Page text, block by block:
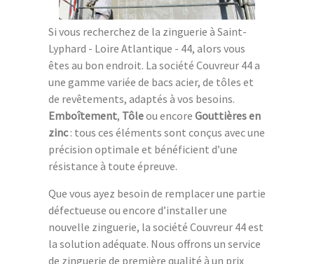
Si vous recherchez de la zinguerie à Saint-
Lyphard - Loire Atlantique - 44, alors vous
êtes au bon endroit. La société Couvreur 44 a
une gamme variée de bacs acier, de tôles et
de revêtements, adaptés à vos besoins.
Emboîtement, Tôleou encore Gouttières en
zinc: tous ces éléments sont conçus avec une
précision optimale et bénéficient d’une
résistance à toute épreuve.
Que vous ayez besoin de remplacer une partie
défectueuse ou encore d’installer une
nouvelle zinguerie, la société Couvreur 44 est
la solution adéquate. Nous offrons un service
de zinguerie de première qualité à un prix